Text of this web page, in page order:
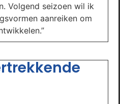
Volgend seizoen wil ik
aanreiken om